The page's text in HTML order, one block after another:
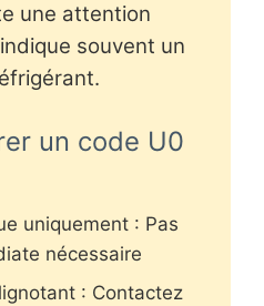
une attention
souvent un
un code U0
uniquement : Pas
nécessaire
: Contactez